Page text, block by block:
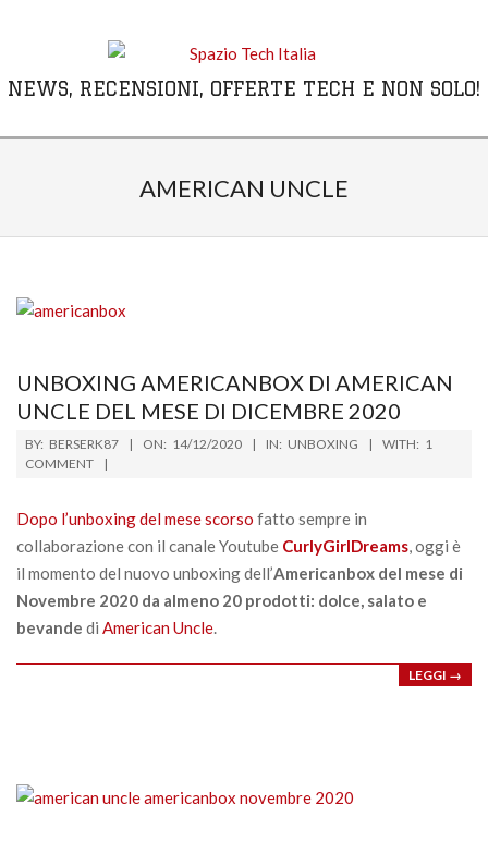
NEWS, RECENSIONI, OFFERTE TECH E NON SOLO!
AMERICAN UNCLE
UNBOXING AMERICANBOX DI AMERICAN
UNCLE DEL MESE DI DICEMBRE 2020
2020-
12-
BY: BERSERK87 ON: 14/12/2020 IN: UNBOXING WITH: 1
COMMENT
Dopo l’unboxing del mese scorso fatto sempre in
collaborazione con il canale Youtube CurlyGirlDreams, oggi è
il momento del nuovo unboxing dell’Americanbox del mese di
Novembre 2020 da almeno 20 prodotti: dolce, salato e
bevande di American Uncle.
LEGGI →